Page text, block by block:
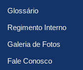
Glossário
Regimento Interno
Galeria de Fotos
Fale Conosco